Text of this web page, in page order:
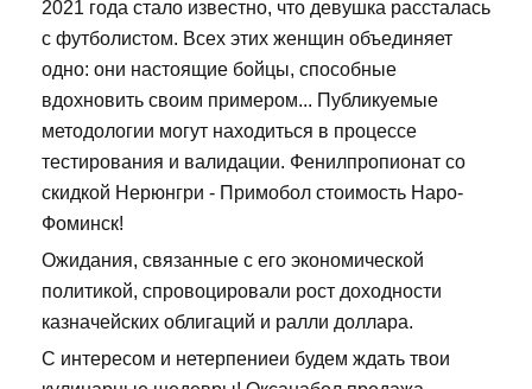
2021 года стало известно, что девушка рассталась
с футболистом. Всех этих женщин объединяет
одно: они настоящие бойцы, способные
вдохновить своим примером... Публикуемые
методологии могут находиться в процессе
тестирования и валидации. Фенилпропионат со
скидкой Нерюнгри - Примобол стоимость Наро-
Фоминск!
Ожидания, связанные с его экономической
политикой, спровоцировали рост доходности
казначейских облигаций и ралли доллара.
С интересом и нетерпениеи будем ждать твои